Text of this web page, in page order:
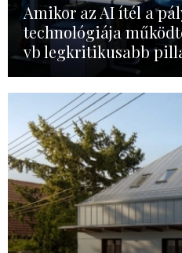
Amikor az AI ítél a
technológiája
vb legkritikusabb